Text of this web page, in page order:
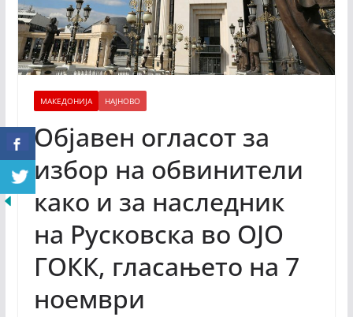
МАКЕДОНИЈА НАЈНОВО
Објавен огласот за
избор на обвинители
како и за наследник
на Русковска во ОЈО
ГОКК, гласањето на 7
ноември